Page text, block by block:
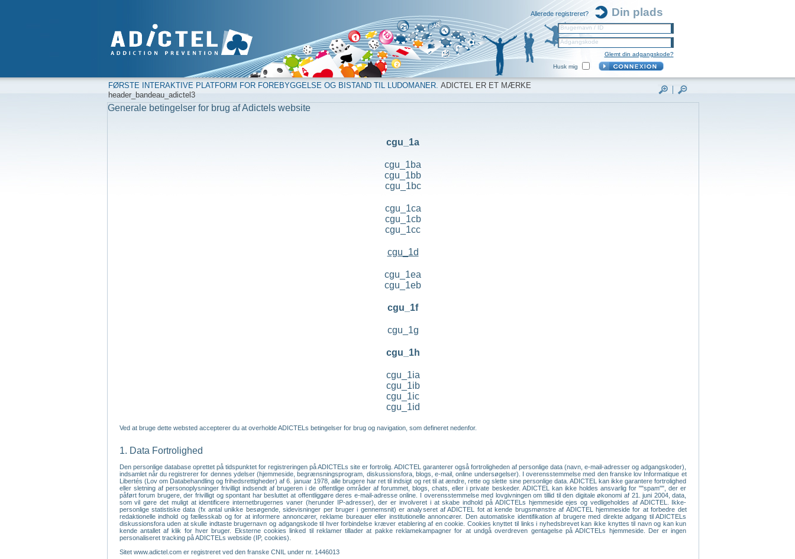
Allerede registreret? Din plads
Brugernavn / ID
Adgangskode
Glemt din adgangskode?
Husk mig
FØRSTE INTERAKTIVE PLATFORM FOR FOREBYGGELSE OG BISTAND TIL LUDOMANER. ADICTEL ER ET MÆRKE
header_bandeau_adictel3
Generale betingelser for brug af Adictels website
cgu_1a
cgu_1ba
cgu_1bb
cgu_1bc
cgu_1ca
cgu_1cb
cgu_1cc
cgu_1d
cgu_1ea
cgu_1eb
cgu_1f
cgu_1g
cgu_1h
cgu_1ia
cgu_1ib
cgu_1ic
cgu_1id
Ved at bruge dette websted accepterer du at overholde ADICTELs betingelser for brug og navigation, som defineret nedenfor.
1. Data Fortrolighed
Den personlige database oprettet på tidspunktet for registreringen på ADICTELs site er fortrolig. ADICTEL garanterer også fortroligheden af personlige data (navn, e-mail-adresser og adgangskoder),
indsamlet når du registrerer for dennes ydelser (hjemmeside, begrænsningsprogram, diskussionsfora, blogs, e-mail, online undersøgelser). I overensstemmelse med den franske lov Informatique et
Libertés (Lov om Databehandling og frihedsrettigheder) af 6. januar 1978, alle brugere har ret til indsigt og ret til at ændre, rette og slette sine personlige data. ADICTEL kan ikke garantere fortrolighed
eller sletning af personoplysninger frivilligt indsendt af brugeren i de offentlige områder af forummet, blogs, chats, eller i private beskeder. ADICTEL kan ikke holdes ansvarlig for ""spam"", der er
påført forum brugere, der frivilligt og spontant har besluttet at offentliggøre deres e-mail-adresse online. I overensstemmelse med lovgivningen om tillid til den digitale økonomi af 21. juni 2004, data,
som vil gøre det muligt at identificere internetbrugernes vaner (herunder IP-adresser), der er involveret i at skabe indhold på ADICTELs hjemmeside ejes og vedligeholdes af ADICTEL. Ikke-
personlige statistiske data (fx antal unikke besøgende, sidevisninger per bruger i gennemsnit) er analyseret af ADICTEL fot at kende brugsmønstre af ADICTEL hjemmeside for at forbedre det
redaktionelle indhold og fællesskab og for at informere annoncører, reklame bureauer eller institutionelle annoncører. Den automatiske identifikation af brugere med direkte adgang til ADICTELs
diskussionsfora uden at skulle indtaste brugernavn og adgangskode til hver forbindelse kræver etablering af en cookie. Cookies knyttet til links i nyhedsbrevet kan ikke knyttes til navn og kan kun
kende antallet af klik for hver bruger. Eksterne cookies linked til reklamer tillader at pakke reklamekampagner for at undgå overdreven gentagelse på ADICTELs hjemmeside. Der er ingen
personaliseret tracking på ADICTELs webside (IP, cookies).
Sitet www.adictel.com er registreret ved den franske CNIL under nr. 1446013